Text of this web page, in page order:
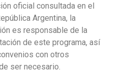
oficial consultada en el
Argentina, la
es responsable de la
de este programa, así
con otros
ser necesario.